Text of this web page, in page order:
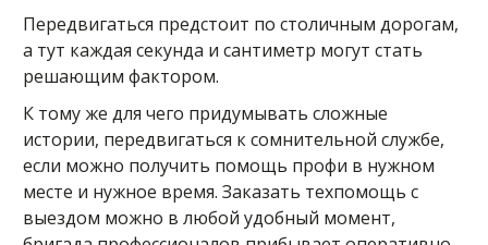
Передвигаться предстоит по столичным дорогам,
а тут каждая секунда и сантиметр могут стать
решающим фактором.
К тому же для чего придумывать сложные
истории, передвигаться к сомнительной службе,
если можно получить помощь профи в нужном
месте и нужное время. Заказать техпомощь с
выездом можно в любой удобный момент,